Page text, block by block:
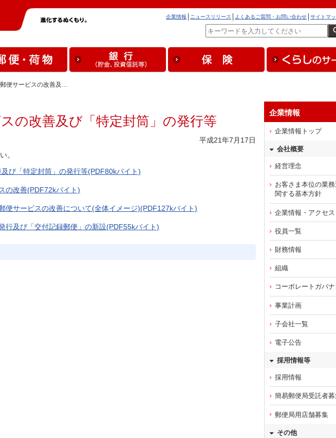
サイトマ
よくあるご質問・お問い合わせ
ニュースリリース
企業情報
便サービスの改善及…
の改善及び「特定封筒」の発行等
平成21年7月17日
。
び「特定封筒」の発行等(PDF80kバイト)
の改善(PDF72kバイト)
サービスの改善について(全体イメージ)(PDF127kバイト)
及び「交付記録郵便」の新設(PDF55kバイト)
企業情報
企業情報トップ
会社概要
経営理念
お客さま本位の業
関する基本方針
企業情報・アクセス
役員一覧
財務情報
組織
コーポレートガバ
事業計画
子会社一覧
電子公告
採用情報等
採用情報
簡易郵便局受託者
郵便局用店舗募集
その他